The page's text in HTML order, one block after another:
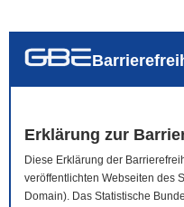
auch in allen Texten
Erklärung zur
Diese Erklärung der
veröffentlichten Webseiten des
Domain). Das Statistische